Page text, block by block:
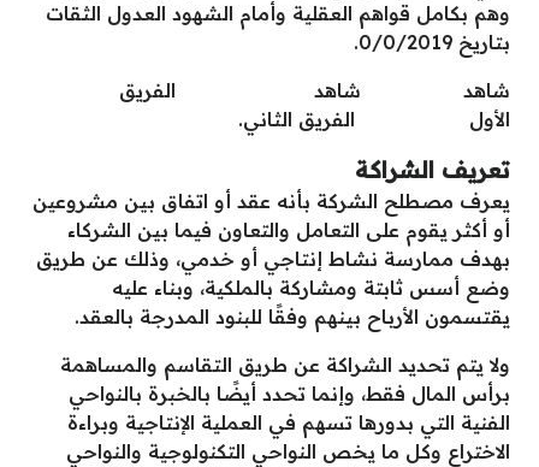
وهم بكامل قواهم العقلية وأمام الشهود العدول الثقات
بتاريخ 0/0/2019.
شاهد شاهد الفريق
الأول الفريق الثاني.
تعريف الشراكة
يعرف مصطلح الشركة بأنه عقد أو اتفاق بين مشروعين
أو أكثر يقوم على التعامل والتعاون فيما بين الشركاء
بهدف ممارسة نشاط إنتاجي أو خدمي، وذلك عن طريق
وضع أسس ثابتة ومشاركة بالملكية، وبناء عليه
يقتسمون الأرباح بينهم وفقًا للبنود المدرجة بالعقد.
ولا يتم تحديد الشراكة عن طريق التقاسم والمساهمة
برأس المال فقط، وإنما تحدد أيضًا بالخبرة بالنواحي
الفنية التي بدورها تسهم في العملية الإنتاجية وبراءة
الاختراع وكل ما يخص النواحي التكنولوجية والنواحي